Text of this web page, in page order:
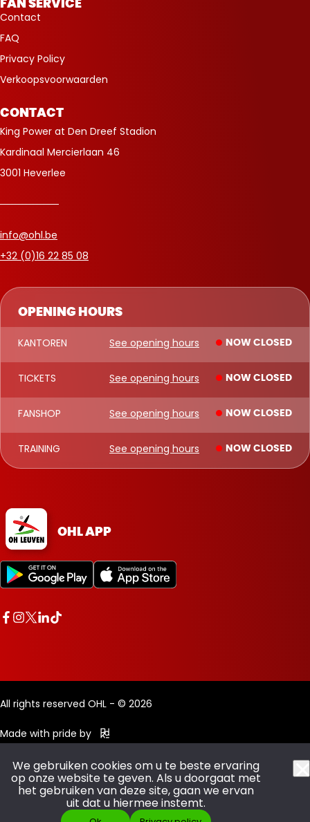
OPENING HOURS
KANTOREN See opening hours NOW CLOSED
TICKETS See opening hours NOW CLOSED
FANSHOP See opening hours NOW CLOSED
TRAINING See opening hours NOW CLOSED
FAN SERVICE
Contact
FAQ
Privacy Policy
Verkoopsvoorwaarden
CONTACT
King Power at Den Dreef Stadion
Kardinaal Mercierlaan 46
3001 Heverlee
info@ohl.be
+32 (0)16 22 85 08
OHL APP
All rights reserved OHL - © 2026
Made with pride by
We gebruiken cookies om u te beste ervaring
op onze website te geven. Als u doorgaat met
het gebruiken van deze site, gaan we ervan
uit dat u hiermee instemt.